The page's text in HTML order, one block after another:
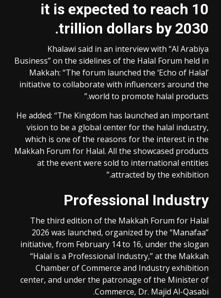
it is expected to reach 10
trillion dollars by 2030
.
Khalawi said in an interview with “Al Arabiya
Business” on the sidelines of the Halal Forum held in
Makkah: “The forum launched the ‘Echo of Halal’
initiative to collaborate with influencers around the
world to promote halal products.”
He added: “The Kingdom has launched an important
vision to be a global center for the halal industry,
which is one of the reasons for the interest in the
Makkah Forum for Halal. All the showcased products
at the event were sold to international entities
attracted by the exhibition.”
Professional Industry
The third edition of the Makkah Forum for Halal
2026 was launched, organized by the “Manafaa”
initiative, from February 14 to 16, under the slogan
“Halal is a Professional Industry,” at the Makkah
Chamber of Commerce and Industry exhibition
center, and under the patronage of the Minister of
Commerce, Dr. Majid Al-Qasabi.